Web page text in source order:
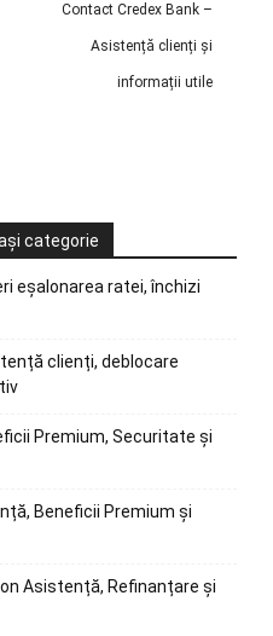
Contact Credex Bank –
Asistență clienți și
informații utile
categorie
eșalonarea ratei, închizi
clienți, deblocare
Premium, Securitate și
Beneficii Premium și
Asistență, Refinanțare și